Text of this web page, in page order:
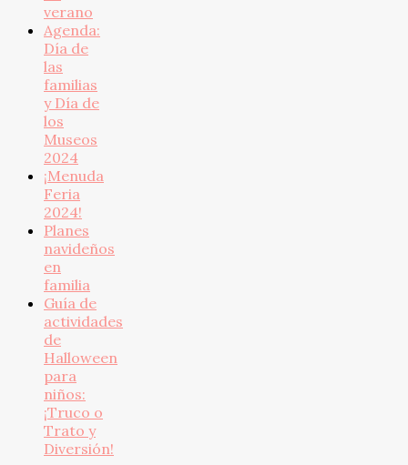
verano
Agenda:
Día de
las
familias
y Día de
los
Museos
2024
¡Menuda
Feria
2024!
Planes
navideños
en
familia
Guía de
actividades
de
Halloween
para
niños:
¡Truco o
Trato y
Diversión!